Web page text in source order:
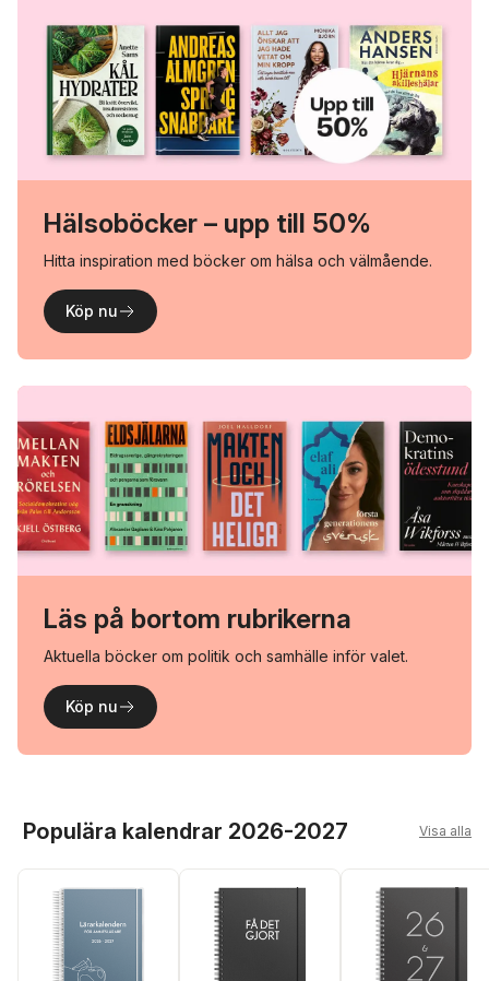
Hälsoböcker – upp till 50%
Hitta inspiration med böcker om hälsa och välmående.
Köp nu
Läs på bortom rubrikerna
Aktuella böcker om politik och samhälle inför valet.
Köp nu
Populära kalendrar 2026-2027 Visa alla